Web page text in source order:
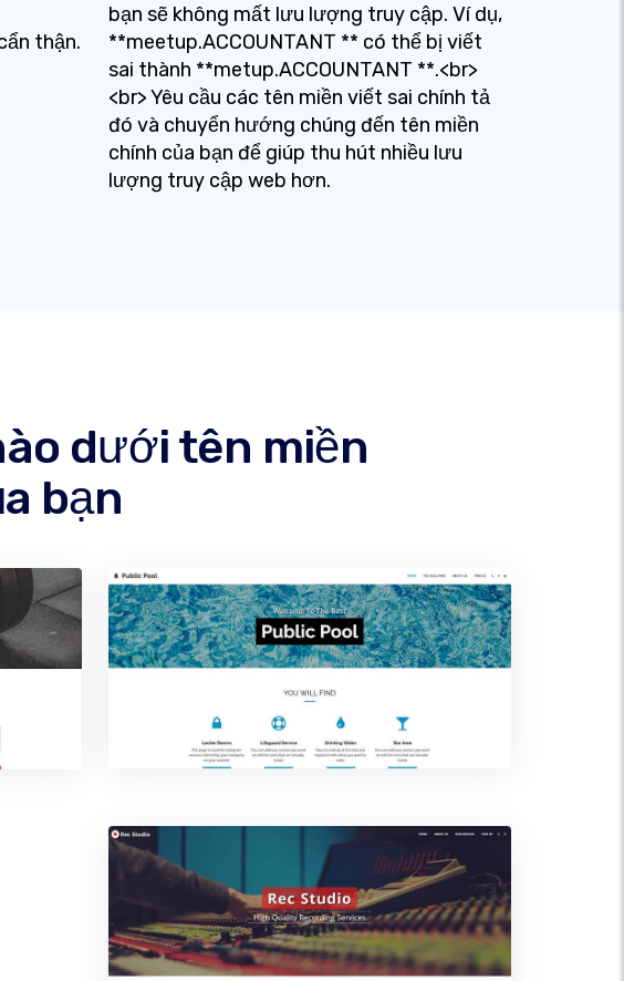
thận.
bạn sẽ không mất lưu lượng truy cập. Ví dụ,
**meetup.ACCOUNTANT ** có thể bị viết
sai thành **metup.ACCOUNTANT **.<br>
<br> Yêu cầu các tên miền viết sai chính tả
đó và chuyển hướng chúng đến tên miền
chính của bạn để giúp thu hút nhiều lưu
lượng truy cập web hơn.
dưới tên miền
bạn